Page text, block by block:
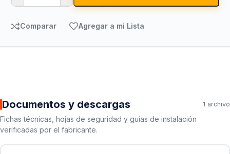
Comparar Agregar a mi Lista
Documentos y descargas 1 archivo
Fichas técnicas, hojas de seguridad y guías de instalación
verificadas por el fabricante.